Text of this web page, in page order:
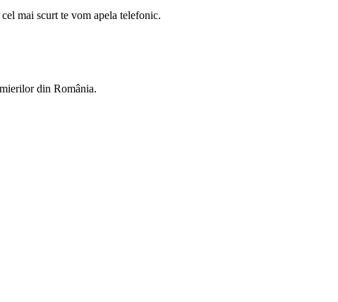
mai scurt te vom apela telefonic.
din România.